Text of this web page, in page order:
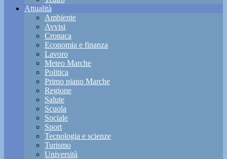
Attualità
Ambiente
Avvisi
Cronaca
Economia e finanza
Lavoro
Meteo Marche
Politica
Primo piano Marche
Regione
Salute
Scuola
Sociale
Sport
Tecnologia e scienze
Turismo
Università